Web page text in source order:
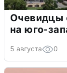
Очевидцы
на юго-
5 августа 0